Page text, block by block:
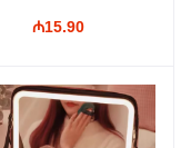
Həcmli Makiyaj Rəfi
₼15.90